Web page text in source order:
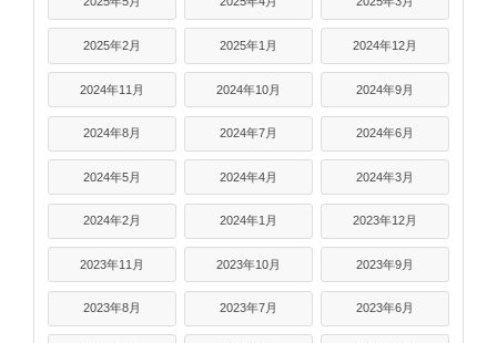
2025年2月 2025年1月 2024年12月
2024年11月 2024年10月 2024年9月
2024年8月 2024年7月 2024年6月
2024年5月 2024年4月 2024年3月
2024年2月 2024年1月 2023年12月
2023年11月 2023年10月 2023年9月
2023年8月 2023年7月 2023年6月